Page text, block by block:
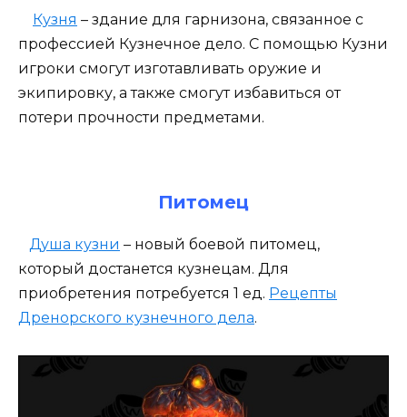
Кузня – здание для гарнизона, связанное с
профессией Кузнечное дело. С помощью Кузни
игроки смогут изготавливать оружие и
экипировку, а также смогут избавиться от
потери прочности предметами.
Питомец
Душа кузни – новый боевой питомец,
который достанется кузнецам. Для
приобретения потребуется 1 ед. Рецепты
Дренорского кузнечного дела.